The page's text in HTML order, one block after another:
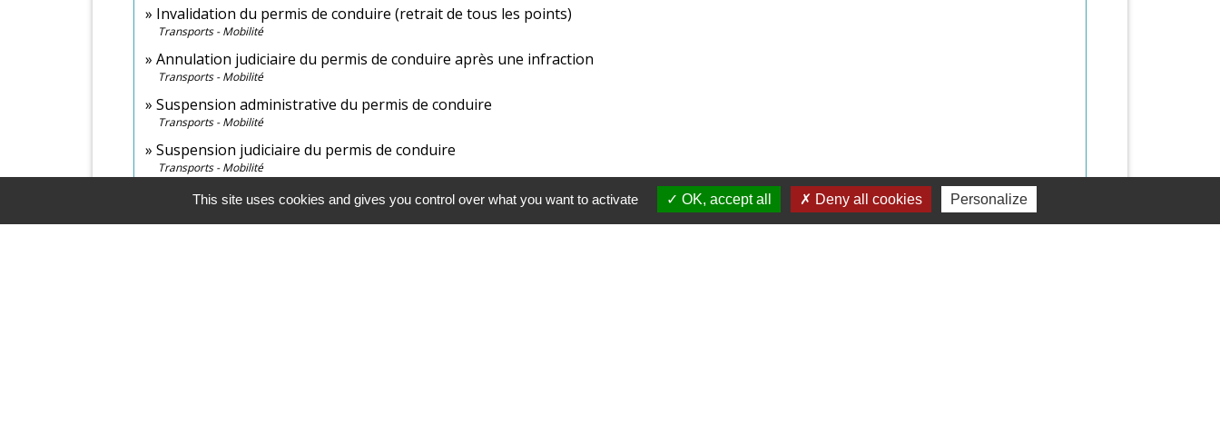
Invalidation du permis de conduire (retrait de tous les points)
Transports - Mobilité
Annulation judiciaire du permis de conduire après une infraction
Transports - Mobilité
Suspension administrative du permis de conduire
Transports - Mobilité
Suspension judiciaire du permis de conduire
Transports - Mobilité
Signaler une erreur sur cette page
This site uses cookies and gives you control over what you want to activate OK, accept all Deny all cookies Personalize